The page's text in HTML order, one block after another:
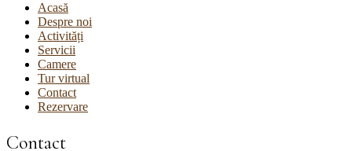
Acasă
Despre noi
Activități
Servicii
Camere
Tur virtual
Contact
Rezervare
Contact